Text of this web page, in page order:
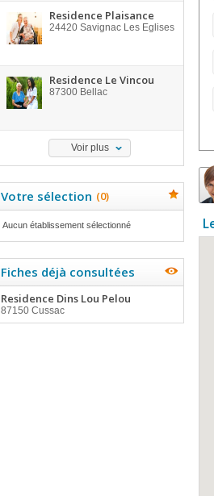
Residence Plaisance
24420 Savignac Les Eglises
Residence Le Vincou
87300 Bellac
Voir plus
Votre sélection (0)
Aucun établissement sélectionné
Fiches déjà consultées
Residence Dins Lou Pelou
87150 Cussac